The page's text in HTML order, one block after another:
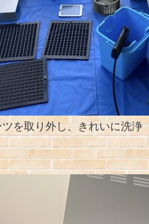
を取り外し、きれいに洗浄